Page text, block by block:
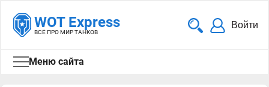
WOT Express
ВСЁ ПРО МИР ТАНКОВ
Войти
Меню сайта